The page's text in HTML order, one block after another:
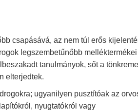
csapásává, az nem túl erős
legszembetűnőbb melléktermékei
tanulmányok, sőt a
elterjedtek.
ugyanilyen pusztítóak az
nyugtatókról vagy